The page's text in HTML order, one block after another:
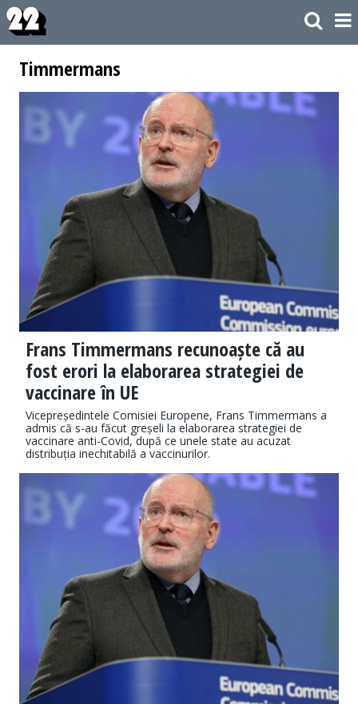
Timmermans
Frans Timmermans recunoaște că au
fost erori la elaborarea strategiei de
vaccinare în UE
Vicepreședintele Comisiei Europene, Frans Timmermans a
admis că s-au făcut greșeli la elaborarea strategiei de
vaccinare anti-Covid, după ce unele state au acuzat
distribuția inechitabilă a vaccinurilor.